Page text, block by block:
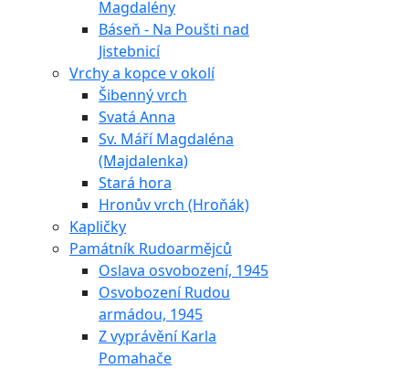
Magdalény
Báseň - Na Poušti nad
Jistebnicí
Vrchy a kopce v okolí
Šibenný vrch
Svatá Anna
Sv. Máří Magdaléna
(Majdalenka)
Stará hora
Hronův vrch (Hroňák)
Kapličky
Památník Rudoarmějců
Oslava osvobození, 1945
Osvobození Rudou
armádou, 1945
Z vyprávění Karla
Pomahače